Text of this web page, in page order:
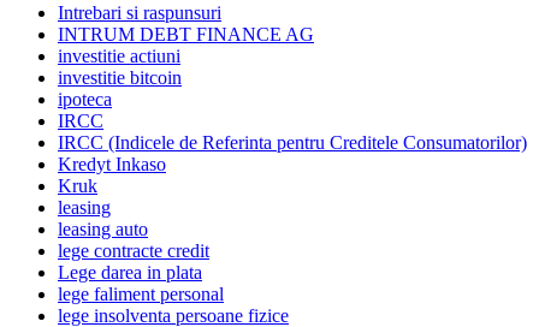
Intrebari si raspunsuri
INTRUM DEBT FINANCE AG
investitie actiuni
investitie bitcoin
ipoteca
IRCC
IRCC (Indicele de Referinta pentru Creditele Consumatorilor)
Kredyt Inkaso
Kruk
leasing
leasing auto
lege contracte credit
Lege darea in plata
lege faliment personal
lege insolventa persoane fizice